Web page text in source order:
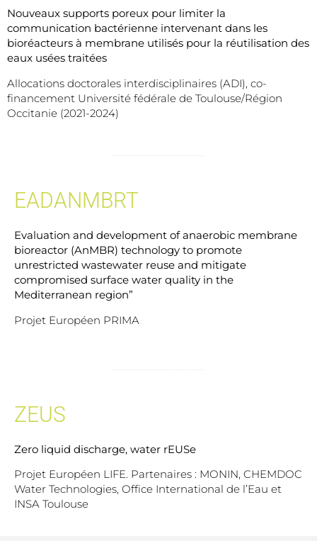
Nouveaux supports poreux pour limiter la
communication bactérienne intervenant dans les
bioréacteurs à membrane utilisés pour la réutilisation des
eaux usées traitées
Allocations doctorales interdisciplinaires (ADI), co-
financement Université fédérale de Toulouse/Région
Occitanie (2021-2024)
EADANMBRT
Evaluation and development of anaerobic membrane
bioreactor (AnMBR) technology to promote
unrestricted wastewater reuse and mitigate
compromised surface water quality in the
Mediterranean region”
Projet Européen PRIMA
ZEUS
Zero liquid discharge, water rEUSe
Projet Européen LIFE. Partenaires : MONIN, CHEMDOC
Water Technologies, Office International de l’Eau et
INSA Toulouse